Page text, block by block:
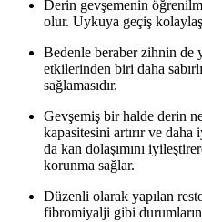
Derin gevşemenin
olur. Uykuya geçiş
Bedenle beraber zihnin de
etkilerinden biri daha
sağlamasıdır.
Gevşemiş bir halde derin
kapasitesini artırır ve daha
da kan dolaşımını
korunma sağlar.
Düzenli olarak yapılan
fibromiyalji gibi